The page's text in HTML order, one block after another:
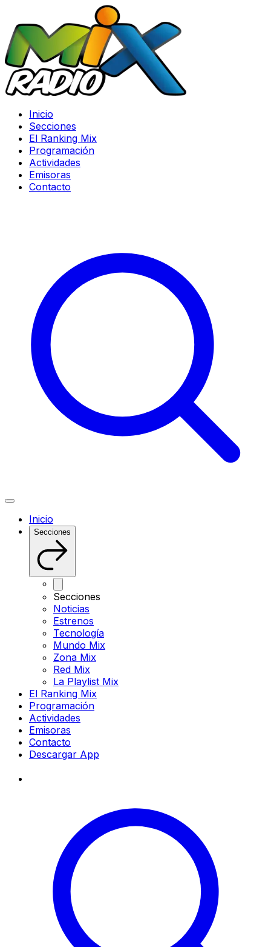
Inicio
Secciones
El Ranking Mix
Programación
Actividades
Emisoras
Contacto
Inicio
Secciones
Secciones
Noticias
Estrenos
Tecnología
Mundo Mix
Zona Mix
Red Mix
La Playlist Mix
El Ranking Mix
Programación
Actividades
Emisoras
Contacto
Descargar App